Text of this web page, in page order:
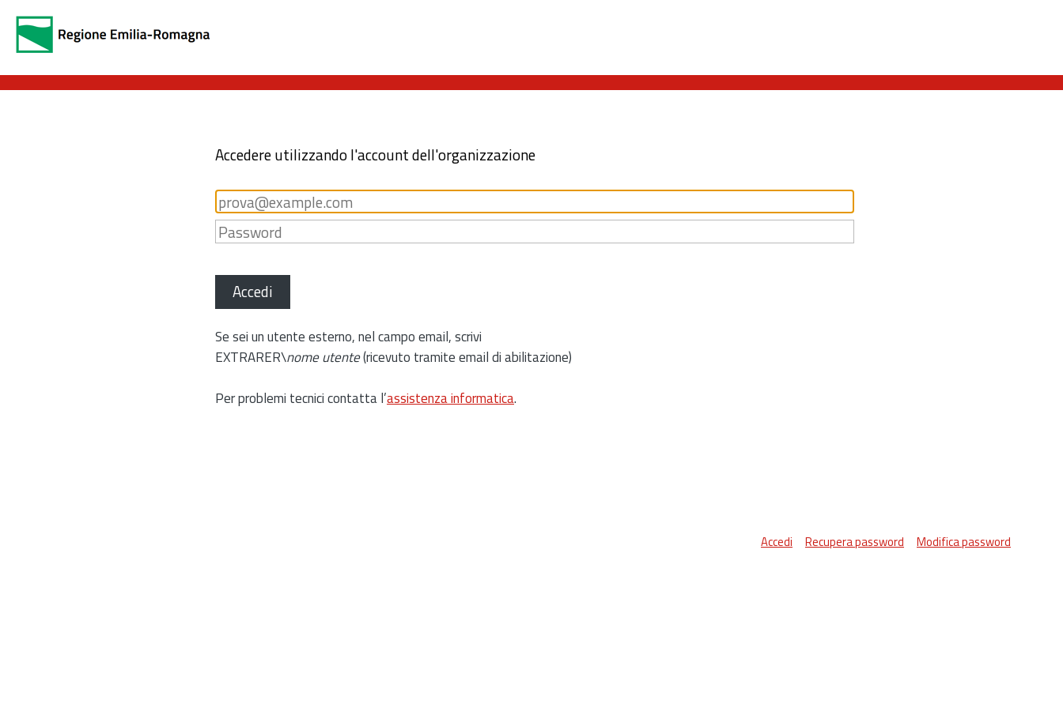
Accedere utilizzando l'account dell'organizzazione
Accedi
Se sei un utente esterno, nel campo email, scrivi
EXTRARER\nome utente(ricevuto tramite email di abilitazione)
Per problemi tecnici contatta l’assistenza informatica.
Accedi Recupera password Modifica password